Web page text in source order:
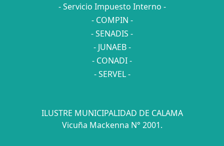
- Servicio Impuesto Interno -
- COMPIN -
- SENADIS -
- JUNAEB -
- CONADI -
- SERVEL -
ILUSTRE MUNICIPALIDAD DE CALAMA
Vicuña Mackenna N° 2001.